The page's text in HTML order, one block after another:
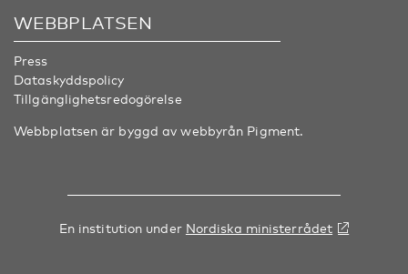
WEBBPLATSEN
Press
Dataskyddspolicy
Tillgänglighetsredogörelse
Webbplatsen är byggd av webbyrån Pigment.
En institution under Nordiska ministerrådet